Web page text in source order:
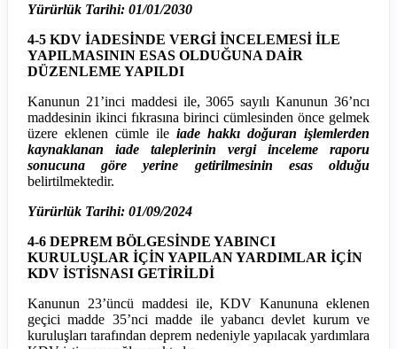
Yürürlük Tarihi: 01/01/2030
4-5 KDV İADESİNDE VERGİ İNCELEMESİ İLE
YAPILMASININ ESAS OLDUĞUNA DAİR
DÜZENLEME YAPILDI
Kanunun 21’inci maddesi ile, 3065 sayılı Kanunun 36’ncı
maddesinin ikinci fıkrasına birinci cümlesinden önce gelmek
üzere eklenen cümle ile iade hakkı doğuran işlemlerden
kaynaklanan iade taleplerinin vergi inceleme raporu
sonucuna göre yerine getirilmesinin esas olduğu
belirtilmektedir.
Yürürlük Tarihi: 01/09/2024
4-6 DEPREM BÖLGESİNDE YABINCI
KURULUŞLAR İÇİN YAPILAN YARDIMLAR İÇİN
KDV İSTİSNASI GETİRİLDİ
Kanunun 23’üncü maddesi ile, KDV Kanununa eklenen
geçici madde 35’nci madde ile yabancı devlet kurum ve
kuruluşları tarafından deprem nedeniyle yapılacak yardımlara